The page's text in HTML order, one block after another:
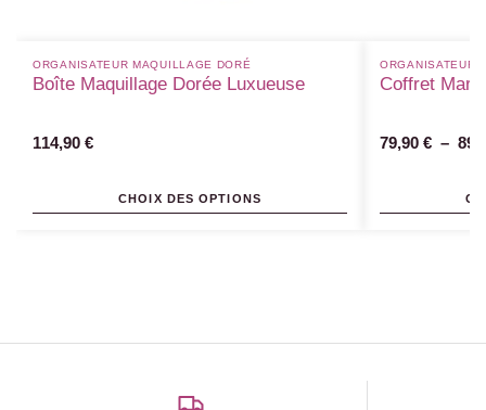
ORGANISATEUR MAQUILLAGE DORÉ
Boîte Maquillage Dorée Luxueuse
114,90 €
CHOIX DES OPTIONS
ORGANISATEUR
Coffret
79,90 € –